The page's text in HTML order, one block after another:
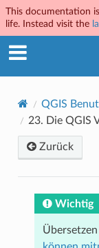
This documentation
life. Instead visit the
QGIS
23. Die QGIS
Zurück
Wichtig